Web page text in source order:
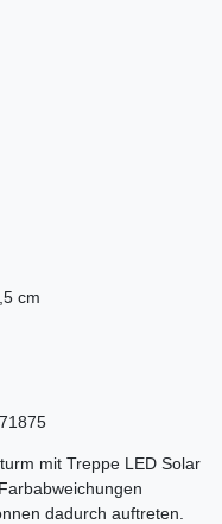
cm
mit Treppe LED Solar
dadurch auftreten.